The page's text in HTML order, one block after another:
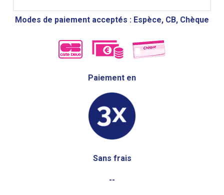
Modes de paiement acceptés : Espèce, CB, Chèque
Paiement en
Sans frais
--